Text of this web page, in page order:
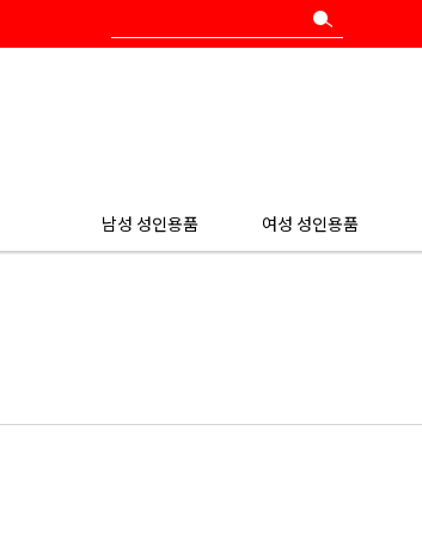
남성 성인용품 여성 성인용품